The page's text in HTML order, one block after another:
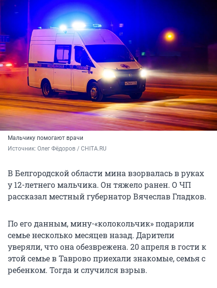
Мальчику помогают врачи
Источник: Олег Фёдоров / CHITA.RU
В Белгородской области мина взорвалась в руках
у 12-летнего мальчика. Он тяжело ранен. О ЧП
рассказал местный губернатор Вячеслав Гладков.
По его данным, мину-«колокольчик» подарили
семье несколько месяцев назад. Дарители
уверяли, что она обезврежена. 20 апреля в гости к
этой семье в Таврово приехали знакомые, семья с
ребенком. Тогда и случился взрыв.